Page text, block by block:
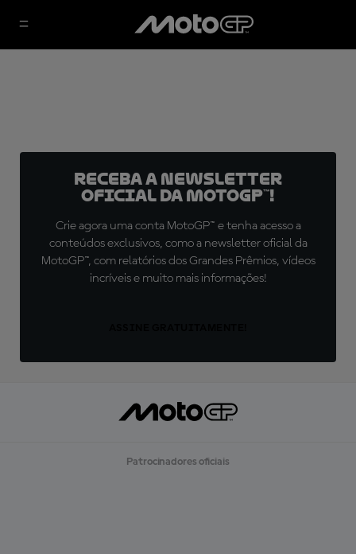
Receba a newsletter
oficial da MotoGP™!
Crie agora uma conta MotoGP™ e tenha acesso a
conteúdos exclusivos, como a newsletter oficial da
MotoGP™, com relatórios dos Grandes Prêmios, vídeos
incríveis e muito mais informações!
Patrocinadores oficiais